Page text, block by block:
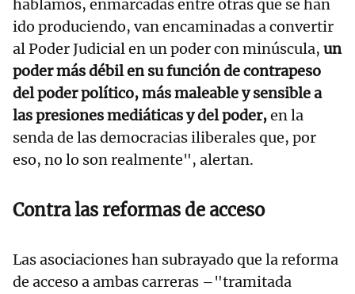
hablamos, enmarcadas entre otras que se han
ido produciendo, van encaminadas a convertir
al Poder Judicial en un poder con minúscula, un
poder más débil en su función de contrapeso
del poder político, más maleable y sensible a
las presiones mediáticas y del poder,en la
senda de las democracias iliberales que, por
eso, no lo son realmente", alertan.
Contra las reformas de acceso
Las asociaciones han subrayado que la reforma
de acceso a ambas carreras –"tramitada